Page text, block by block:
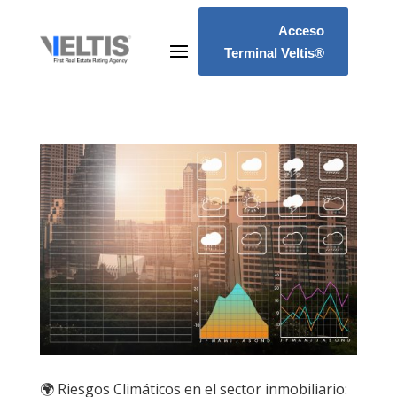
Acceso
Terminal Veltis®
🌍 Riesgos Climáticos en el sector inmobiliario: